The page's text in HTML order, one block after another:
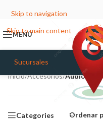
Skip to navigation
Skip to main content
MENÚ
Sucursales
Inicio/Accesorios/Audio
Categories Ordenar